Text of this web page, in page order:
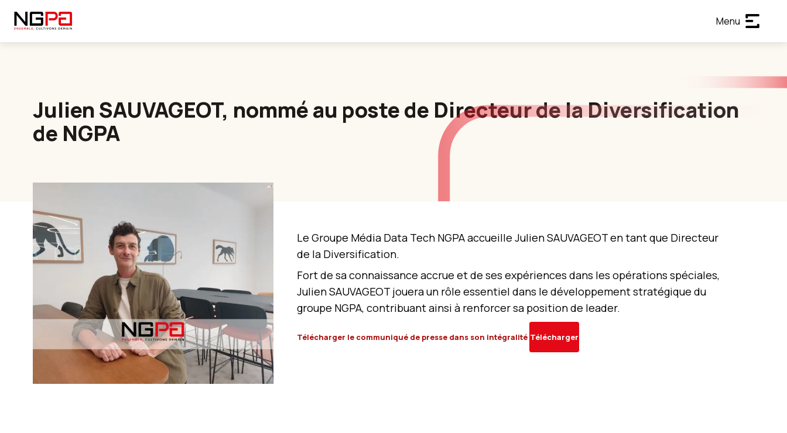
Menu
Julien SAUVAGEOT, nommé au poste de Directeur de la Diversification
de NGPA
Le Groupe Média Data Tech NGPA accueille Julien SAUVAGEOT en tant que Directeur
de la Diversification.
Fort de sa connaissance accrue et de ses expériences dans les opérations spéciales,
Julien SAUVAGEOT jouera un rôle essentiel dans le développement stratégique du
groupe NGPA, contribuant ainsi à renforcer sa position de leader.
Télécharger le communiqué de presse dans son intégralité Télécharger